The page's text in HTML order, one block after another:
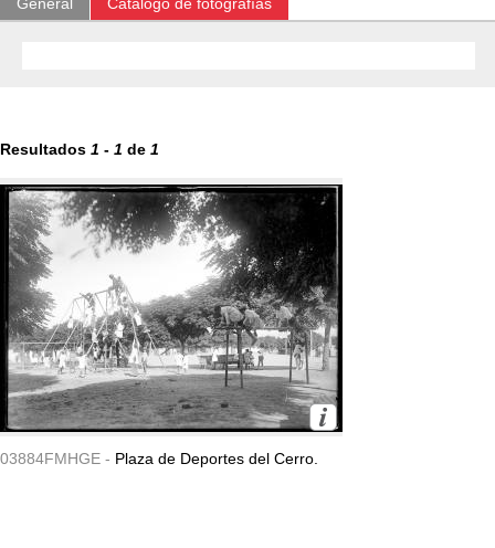
Resultados 1 - 1 de 1
03884FMHGE - Plaza de Deportes del Cerro.